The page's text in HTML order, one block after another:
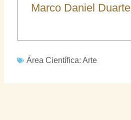
Marco Daniel Duarte
Área Científica: Arte